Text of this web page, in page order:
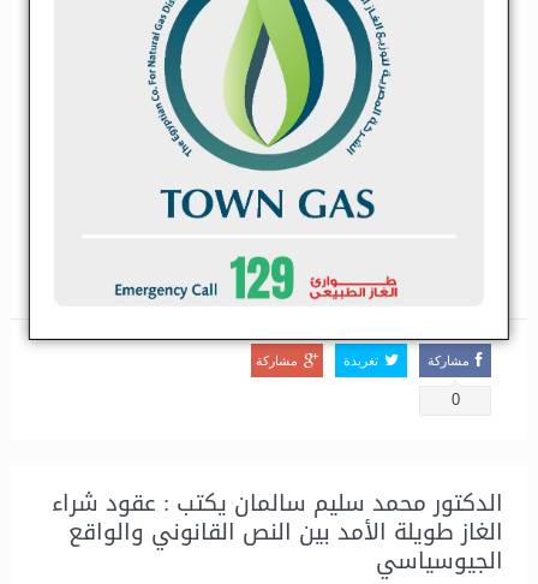
يُعد مضيق هرمز أحد أهم الممرات الملاحية في العالم، حيث تعبر من
خلاله كميات ضخمة من شحنات النفط والغاز الطبيعي المسال المتجهة
مشاركة
0
تغريدة مشاركة
الدكتور محمد سليم سالمان يكتب : عقود شراء
الغاز طويلة الأمد بين النص القانوني والواقع
الجيوسياسي